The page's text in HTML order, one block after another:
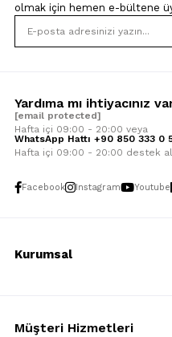
olmak için hemen e-bültene
Yardıma mı ihtiyacınız
[email protected]
Hafta içi 09:00 - 20:00 veya
WhatsApp Hattı +90 850 333 0
Hafta içi 09:00 - 20:00 destek
Facebook Instagram Youtube
Kurumsal
Müşteri Hizmetleri